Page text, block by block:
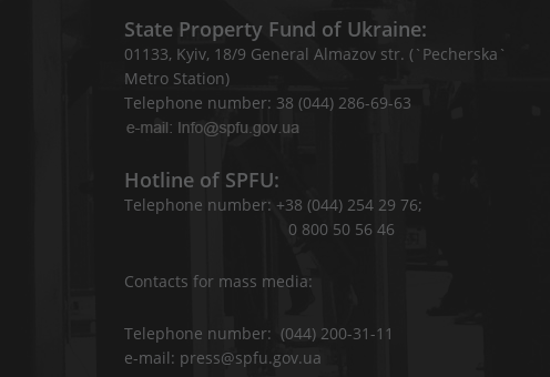
State Property Fund of Ukraine:
01133, Kyiv, 18/9 General Almazov str. (`Pecherska`
Metro Station)
Telephone number: 38 (044) 286-69-63
Hotline of SPFU:
Telephone number: +38 (044) 254 29 76;
0 800 50 56 46
Contacts for mass media:
Telephone number: (044) 200-31-11
e-mail: press@spfu.gov.ua